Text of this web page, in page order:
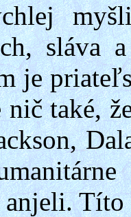
sláva
je
nič také,
,
Títo